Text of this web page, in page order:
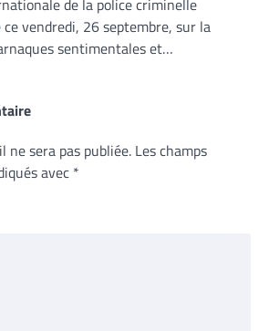
ce vendredi, 26 septembre, sur la
sentimentales et…
ne sera pas publiée. Les champs
avec *